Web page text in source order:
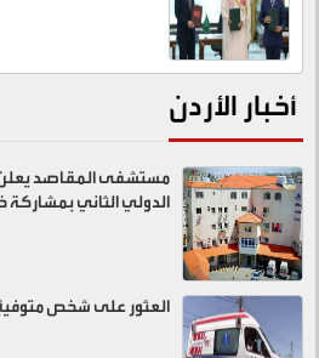
أخبار الأردن
مستشفى المقاصد يعلن
الدولي الثاني بمشاركة
العثور على شخص